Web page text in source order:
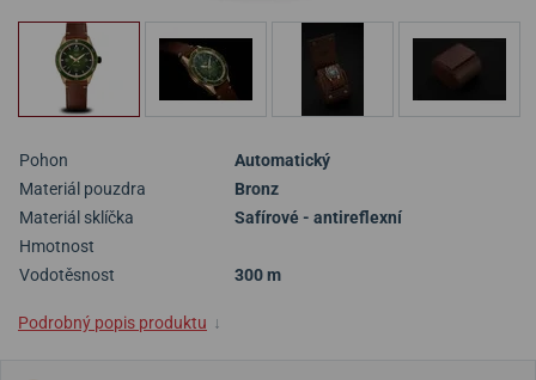
Pohon
Automatický
Materiál pouzdra
Bronz
Materiál sklíčka
Safírové - antireflexní
Hmotnost
Vodotěsnost
300 m
Podrobný popis produktu ↓